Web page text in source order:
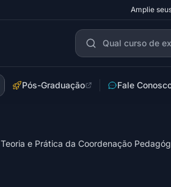
Amplie
Pós-Graduação Fale
Teoria e Prática da Coordenação